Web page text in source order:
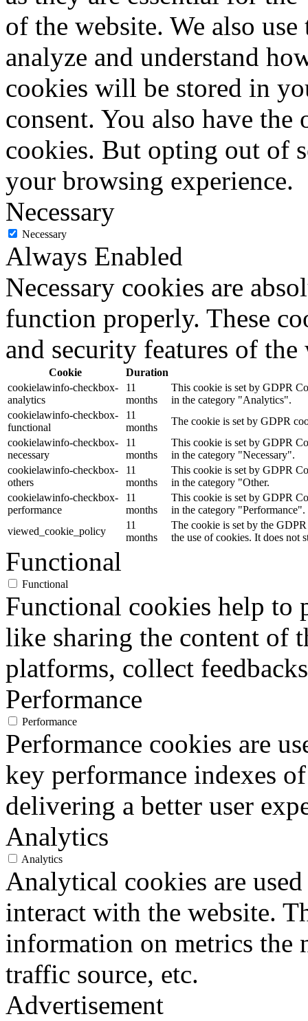
of the website. We also
analyze and understand
cookies will be stored in
consent. You also have
cookies. But opting out of
your browsing experience.
Necessary
Necessary
Always Enabled
Necessary cookies are
function properly. These
and security features of
Cookie
Duration
cookielawinfo-checkbox-
analytics
11
months
This cookie is set by GDPR
in the category "Analytics".
cookielawinfo-checkbox-
functional
11
months
The cookie is set by GDPR
cookielawinfo-checkbox-
necessary
11
months
This cookie is set by GDPR
in the category "Necessary".
cookielawinfo-checkbox-
others
11
months
This cookie is set by GDPR
in the category "Other.
cookielawinfo-checkbox-
performance
11
months
This cookie is set by GDPR
in the category "Performance".
viewed_cookie_policy
11
months
The cookie is set by the
the use of cookies. It does not
Functional
Functional
Functional cookies help to
like sharing the content of
platforms, collect
Performance
Performance
Performance cookies are
key performance indexes
delivering a better user
Analytics
Analytics
Analytical cookies are
interact with the website.
information on metrics the
traffic source, etc.
Advertisement